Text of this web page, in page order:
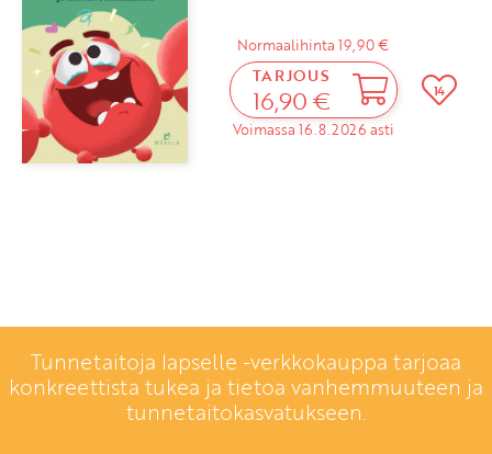
Normaalihinta 19,90 €
TARJOUS
16,90 €
Voimassa 16.8.2026 asti
14
Tunnetaitoja lapselle -verkkokauppa tarjoaa
konkreettista tukea ja tietoa vanhemmuuteen ja
tunnetaitokasvatukseen.